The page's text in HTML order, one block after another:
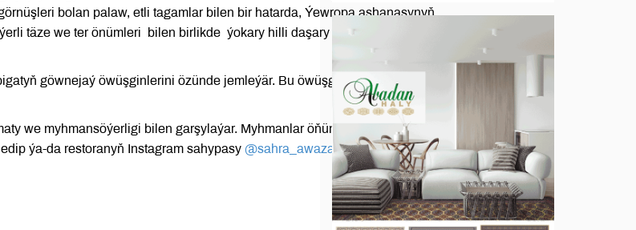
bolan palaw, etli tagamlar bilen bir hatarda, Ýewropa aşhanasynyň
täze we ter önümleri bilen birlikde ýokary hilli daşary ýurt önümleri hem
göwnejaý öwüşginlerini özünde jemleýär. Bu öwüşginler deňziň aram
we myhmansöýerligi bilen garşylaýar. Myhmanlar öňünden ýer bellemek
ýa-da restoranyň Instagram sahypasy @sahra_awaza arkaly habarlaşyp